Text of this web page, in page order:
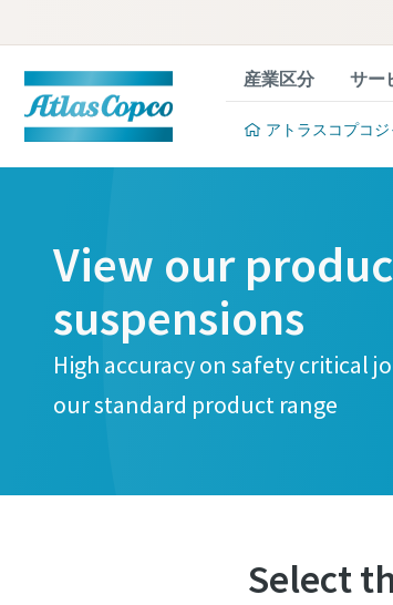
産業区分 サー
アトラスコプコ
View our
suspensions
High accuracy on safety critical
our standard product range
Select